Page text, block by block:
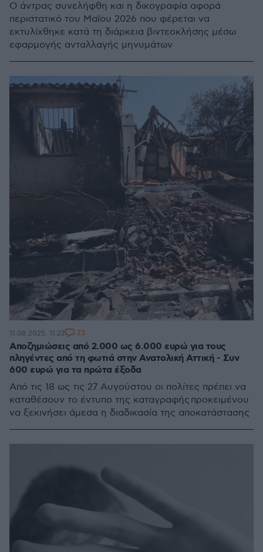
Ο άντρας συνελήφθη και η δικογραφία αφορά
περιστατικό του Μαΐου 2026 που φέρεται να
εκτυλίχθηκε κατά τη διάρκεια βιντεοκλήσης μέσω
εφαρμογής ανταλλαγής μηνυμάτων
Αποζημιώσεις από 2.000 ως 6.000 ευρώ για τους
πληγέντες από τη φωτιά στην Ανατολική Αττική - Συν
600 ευρώ για τα πρώτα έξοδα
Από τις 18 ως τις 27 Αυγούστου οι πολίτες πρέπει να
καταθέσουν το έντυπο της καταγραφής προκειμένου
να ξεκινήσει άμεσα η διαδικασία της αποκατάστασης
11.08.2025, 11:22 23